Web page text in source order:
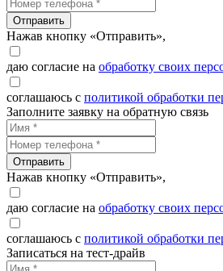
Отправить
Нажав кнопку «Отправить»,
даю согласие на обработку своих
соглашаюсь с политикой обработки
Заполните заявку на обратную связь
Отправить
Нажав кнопку «Отправить»,
даю согласие на обработку своих
соглашаюсь с политикой обработки
Записаться на тест-драйв